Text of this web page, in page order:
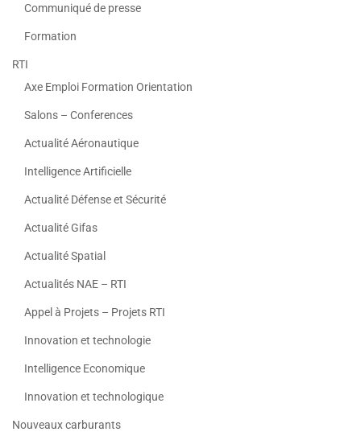
Communiqué de presse
Formation
RTI
Axe Emploi Formation Orientation
Salons – Conferences
Actualité Aéronautique
Intelligence Artificielle
Actualité Défense et Sécurité
Actualité Gifas
Actualité Spatial
Actualités NAE – RTI
Appel à Projets – Projets RTI
Innovation et technologie
Intelligence Economique
Innovation et technologique
Nouveaux carburants